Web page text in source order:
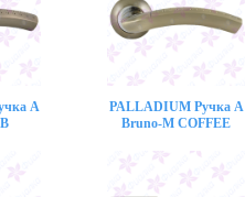
A
PALLADIUM Ручка A
Bruno-M COFFEE